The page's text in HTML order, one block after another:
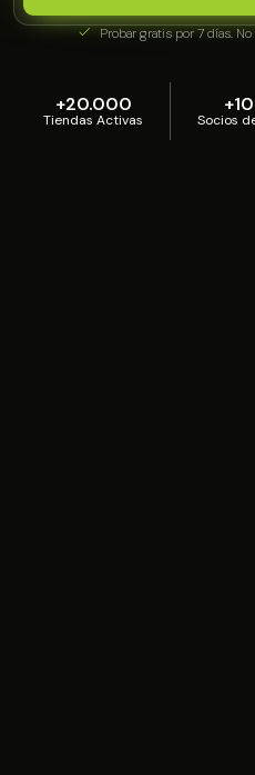
Probar gratis por 7 días.
+20.000
Tiendas Activas Socios